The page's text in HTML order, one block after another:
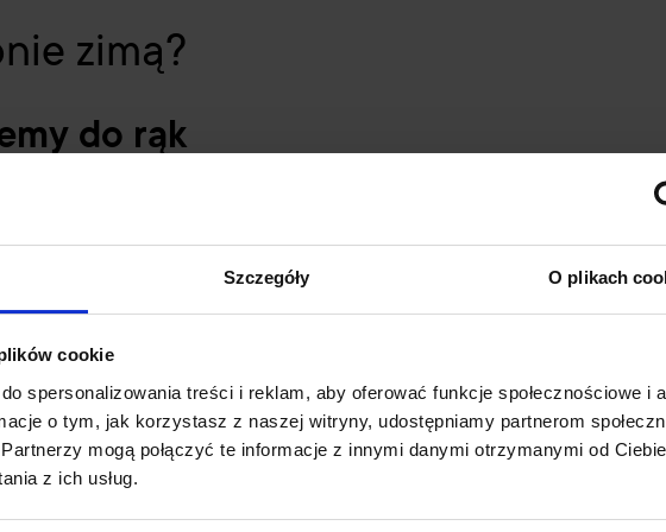
Szczegóły O plikach
cookie
spersonalizowania treści i reklam, aby oferować funkcje społecznościowe i
o tym, jak korzystasz z naszej witryny, udostępniamy partnerom
mogą połączyć te informacje z innymi danymi otrzymanymi od
z ich usług.
zimą?
do rąk
rąk bogaty w składniki odżywcze, takie jak masło shea, gliceryna czy oleje roślinne,
każdym myciu rąk. Dzięki temu skóra będzie bardziej elastyczna i odporna na przesuszenie.
ochronę dłoni zimą. Pamiętaj, aby wybierać modele z naturalnych materiałów, które
skórę. Używaj letniej wody i delikatnych mydeł, które nie niszczą bariery hydrolipidowej.
wilgoć.